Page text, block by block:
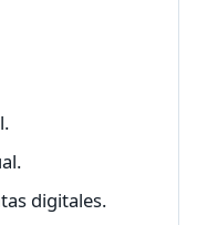
digitales.